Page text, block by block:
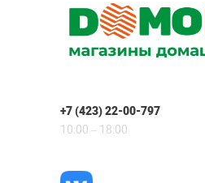
+7 (423) 22-00-797
10:00 – 18:00